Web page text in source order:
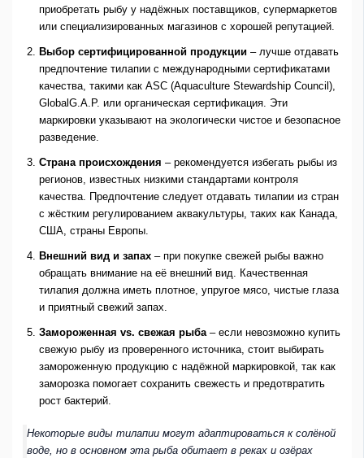
приобретать рыбу у надёжных поставщиков, супермаркетов
или специализированных магазинов с хорошей репутацией.
Выбор сертифицированной продукции– лучше отдавать
предпочтение тилапии с международными сертификатами
качества, такими как ASC (Aquaculture Stewardship Council),
GlobalG.A.P. или органическая сертификация. Эти
маркировки указывают на экологически чистое и безопасное
разведение.
Страна происхождения – рекомендуется избегать рыбы из
регионов, известных низкими стандартами контроля
качества. Предпочтение следует отдавать тилапии из стран
с жёстким регулированием аквакультуры, таких как Канада,
США, страны Европы.
Внешний вид и запах– при покупке свежей рыбы важно
обращать внимание на её внешний вид. Качественная
тилапия должна иметь плотное, упругое мясо, чистые глаза
и приятный свежий запах.
Замороженная vs. свежая рыба– если невозможно купить
свежую рыбу из проверенного источника, стоит выбирать
замороженную продукцию с надёжной маркировкой, так как
заморозка помогает сохранить свежесть и предотвратить
рост бактерий.
Некоторые виды тилапии могут адаптироваться к солёной
воде, но в основном эта рыба обитает в реках и озёрах